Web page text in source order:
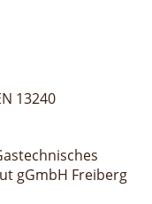
13240
gGmbH Freiberg